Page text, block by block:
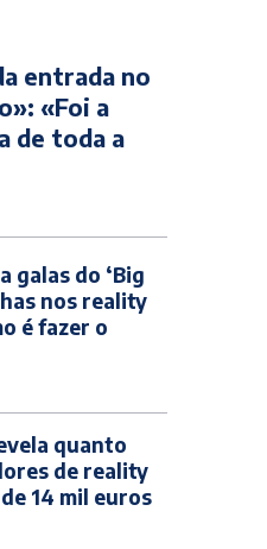
entrada no
«Foi a
de toda a
galas do ‘Big
nos reality
é fazer o
quanto
de reality
14 mil euros